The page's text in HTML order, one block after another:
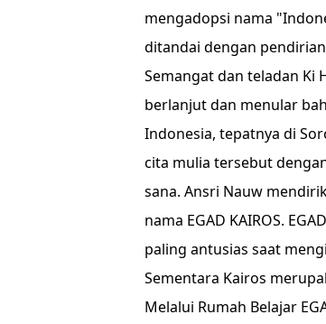
mengadopsi nama
ditandai dengan pendirian
Semangat dan teladan Ki
berlanjut dan menular
Indonesia, tepatnya di
cita mulia tersebut
sana. Ansri Nauw
nama EGAD KAIROS.
paling antusias saat
Sementara Kairos
Melalui Rumah Belajar